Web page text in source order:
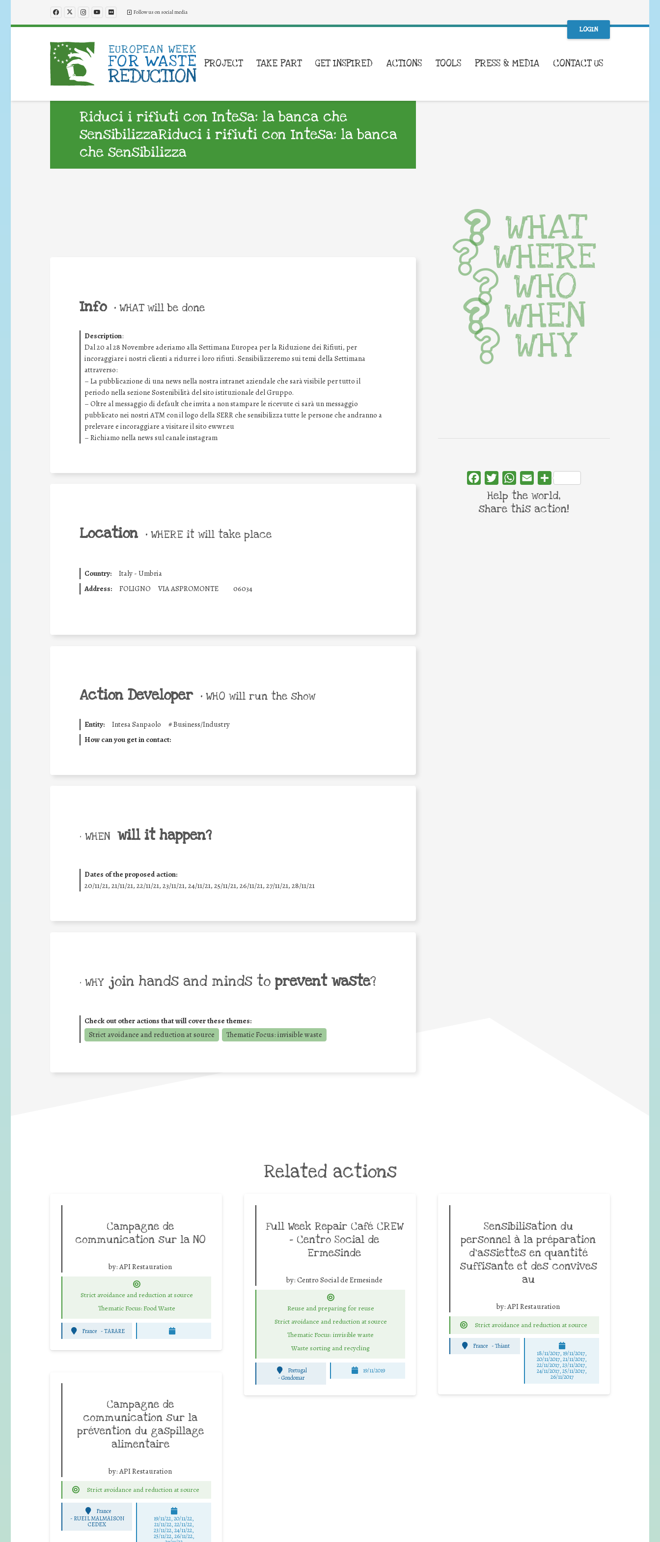
Follow us on social media
LOGIN
PROJECT TAKE PART GET INSPIRED ACTIONS TOOLS PRESS & MEDIA CONTACT US
Riduci i rifiuti con Intesa: la banca che
sensibilizzaRiduci i rifiuti con Intesa: la banca
che sensibilizza
Info • WHAT will be done
Description:
Dal 20 al 28 Novembre aderiamo alla Settimana Europea per la Riduzione dei Rifiuti, per
incoraggiare i nostri clienti a ridurre i loro rifiuti. Sensibilizzeremo sui temi della Settimana
attraverso:
– La pubblicazione di una news nella nostra intranet aziendale che sarà visibile per tutto il
periodo nella sezione Sostenibilità del sito istituzionale del Gruppo.
– Oltre al messaggio di default che invita a non stampare le ricevute ci sarà un messaggio
pubblicato nei nostri ATM con il logo della SERR che sensibilizza tutte le persone che andranno a
prelevare e incoraggiare a visitare il sito ewwr.eu
– Richiamo nella news sul canale instagram
Location • WHERE it will take place
Country:
Italy - Umbria
Address:
FOLIGNO VIA ASPROMONTE 06034
Action Developer • WHO will run the show
Entity: Intesa Sanpaolo #Business/Industry
How can you get in contact:
• WHEN will it happen?
Dates of the proposed action:
20/11/21, 21/11/21, 22/11/21, 23/11/21, 24/11/21, 25/11/21, 26/11/21, 27/11/21, 28/11/21
• WHY join hands and minds to prevent waste?
Check out other actions that will cover these themes:
Strict avoidance and reduction at source
Thematic Focus: invisible waste
WHAT
WHERE
WHO
WHEN
WHY
FacebookTwitterWhatsApp
Email Share
Help the world,
share this action!
Related actions
Campagne de
communication sur la NO
by:API Restauration
Strict avoidance and reduction at source
Thematic Focus: Food Waste
France -TARARE
Full Week Repair Café CREW
– Centro Social de
Ermesinde
by: Centro Social de Ermesinde
Reuse and preparing for reuse
Strict avoidance and reduction at source
Thematic Focus: invisible waste
Waste sorting and recycling
Portugal
-Gondomar
19/11/2019
Sensibilisation du
personnel à la préparation
d’assiettes en quantité
suffisante et des convives
au
by:API Restauration
Strict avoidance and reduction at source
France -Thiant
18/11/2017, 19/11/2017,
20/11/2017, 21/11/2017,
22/11/2017, 23/11/2017,
24/11/2017, 25/11/2017,
26/11/2017
Campagne de
communication sur la
prévention du gaspillage
alimentaire
by:API Restauration
Strict avoidance and reduction at source
France
- RUEIL MALMAISON
CEDEX
19/11/22, 20/11/22,
21/11/22, 22/11/22,
23/11/22, 24/11/22,
25/11/22, 26/11/22,